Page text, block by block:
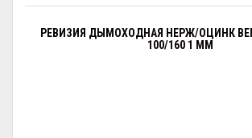
РЕВИЗИЯ ДЫМОХОДНАЯ НЕРЖ/ОЦИНК
100/160 1 ММ